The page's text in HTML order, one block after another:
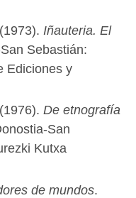
Iñauteria. El
Sebastián:
Ediciones y
De etnografía
San
Kutxa
de mundos.